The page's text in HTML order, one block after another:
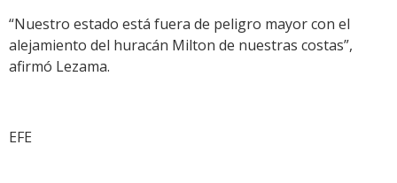
“Nuestro estado está fuera de peligro mayor con el
alejamiento del huracán Milton de nuestras costas”,
afirmó Lezama.
EFE